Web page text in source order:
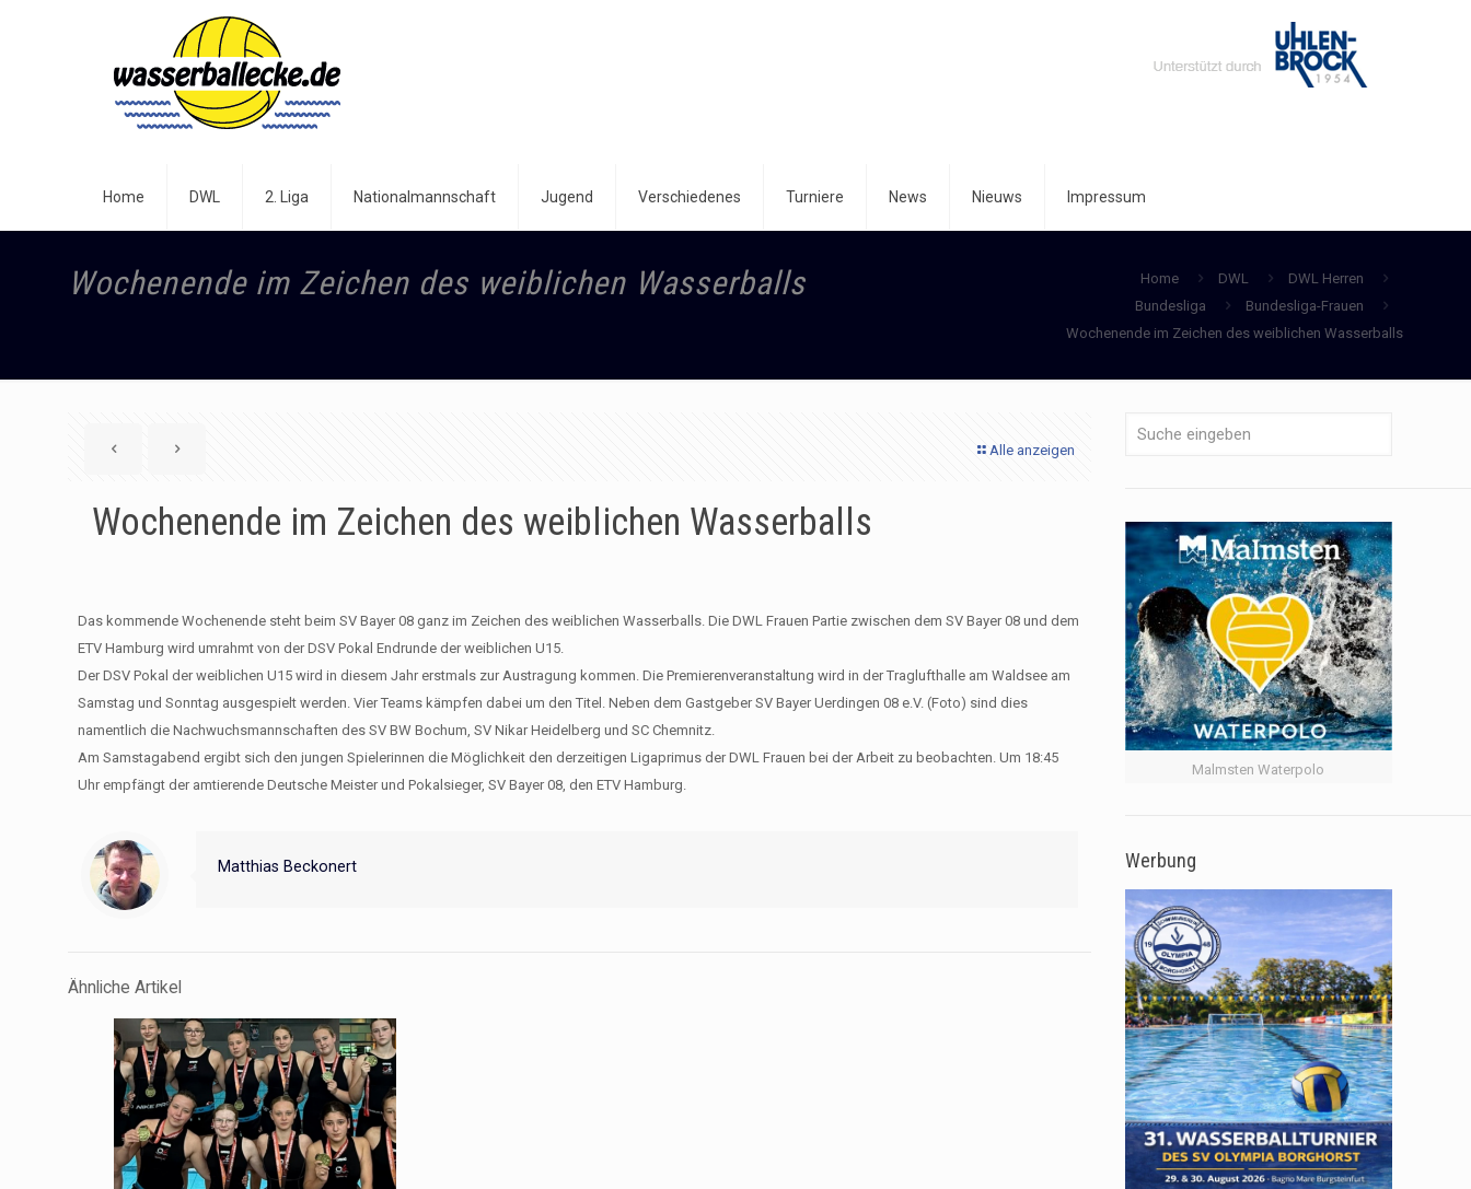
Home DWL 2. Liga Nationalmannschaft Jugend Verschiedenes Turniere News Nieuws Impressum
Wochenende im Zeichen des weiblichen Wasserballs Home DWL
DWL Herren
Bundesliga
Bundesliga-Frauen
Wochenende im Zeichen des weiblichen Wasserballs
Alle anzeigen
Wochenende im Zeichen des weiblichen Wasserballs
Das kommende Wochenende steht beim SV Bayer 08 ganz im Zeichen des weiblichen Wasserballs. Die DWL Frauen Partie zwischen dem SV Bayer 08 und dem
ETV Hamburg wird umrahmt von der DSV Pokal Endrunde der weiblichen U15.
Der DSV Pokal der weiblichen U15 wird in diesem Jahr erstmals zur Austragung kommen. Die Premierenveranstaltung wird in der Traglufthalle am Waldsee am
Samstag und Sonntag ausgespielt werden. Vier Teams kämpfen dabei um den Titel. Neben dem Gastgeber SV Bayer Uerdingen 08 e.V. (Foto) sind dies
namentlich die Nachwuchsmannschaften des SV BW Bochum, SV Nikar Heidelberg und SC Chemnitz.
Am Samstagabend ergibt sich den jungen Spielerinnen die Möglichkeit den derzeitigen Ligaprimus der DWL Frauen bei der Arbeit zu beobachten. Um 18:45
Uhr empfängt der amtierende Deutsche Meister und Pokalsieger, SV Bayer 08, den ETV Hamburg.
Matthias Beckonert
Ähnliche Artikel
Malmsten Waterpolo
Werbung